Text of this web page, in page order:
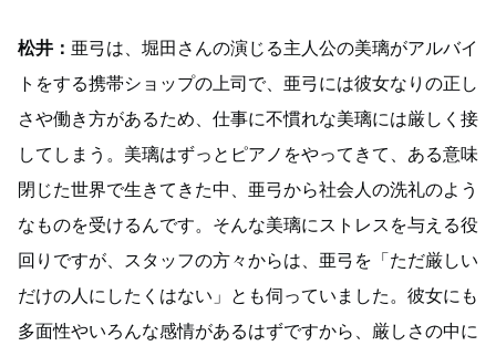
松井： 亜弓は、堀田さんの演じる主人公の美璃がアルバイ
トをする携帯ショップの上司で、亜弓には彼女なりの正し
さや働き方があるため、仕事に不慣れな美璃には厳しく接
してしまう。美璃はずっとピアノをやってきて、ある意味
閉じた世界で生きてきた中、亜弓から社会人の洗礼のよう
なものを受けるんです。そんな美璃にストレスを与える役
回りですが、スタッフの方々からは、亜弓を「ただ厳しい
だけの人にしたくはない」とも伺っていました。彼女にも
多面性やいろんな感情があるはずですから、厳しさの中に